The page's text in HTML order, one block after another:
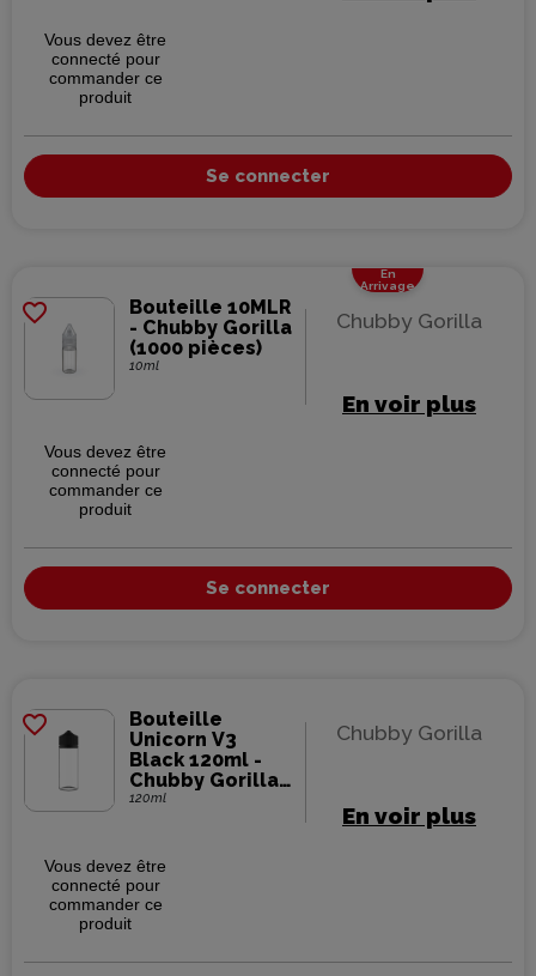
Vous devez être
connecté pour
commander ce
produit
Se connecter
En
Arrivage
favorite_border
Bouteille 10MLR
- Chubby Gorilla
(1000 pièces)
10ml
Chubby Gorilla
En voir plus
Vous devez être
connecté pour
commander ce
produit
Se connecter
favorite_border
Bouteille
Unicorn V3
Black 120ml -
Chubby Gorilla
(400 pièces)
120ml
Chubby Gorilla
En voir plus
Vous devez être
connecté pour
commander ce
produit